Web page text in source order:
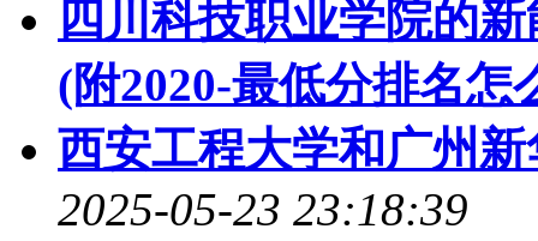
四川科技职业学院的
(附2020-最低分排名怎
西安工程大学和广州
2025-05-23 23:18:39